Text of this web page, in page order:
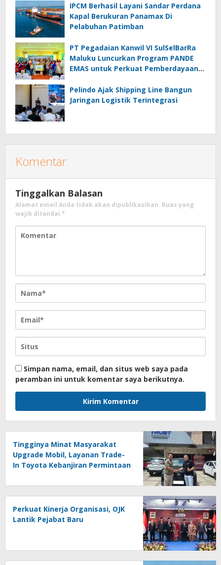
IPCM Berhasil Layani Sandar Perdana
Kapal Berukuran Panamax Di
Pelabuhan Patimban
PT Pegadaian Kanwil VI SulSelBarRa
Maluku Luncurkan Program PANDE
EMAS untuk Perkuat Pemberdayaan
Pelindo Ajak Shipping Line Bangun
Jaringan Logistik Terintegrasi
Komentar
Tinggalkan Balasan
Alamat email Anda tidak akan dipublikasikan. Ruas yang
wajib ditandai *
Simpan nama, email, dan situs web saya pada
peramban ini untuk komentar saya berikutnya.
Tingginya Minat Masyarakat
Upgrade Mobil, Layanan Trade-
In Toyota Kebanjiran Permintaan
Perkuat Kinerja Organisasi, OJK
Lantik Pejabat Baru